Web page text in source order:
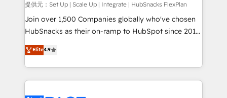
improve customer experiences. With our bright
people, exciting ideas and can-do mentality, we
ensure revenue growth on a daily basis. So tell us
team of 100+ experts is ready for you! Driving digital
growth | www.brightdigital.com
提供元：Set Up | Scale Up | Integrate | HubSnacks FlexPlan
Join over 1,500 Companies globally who've chosen
HubSnacks as their on-ramp to HubSpot since 2014
Simple pay-as-you-go plans that accelerate value...
1️⃣ Set Up | Onboarding New or Check-fixing existing
HubSpot portals 2️⃣ Scale Up | 100% HubSpot Task
Execution... Global 24/7 ... All Experts 3️⃣ Integrate |
Elite4.9